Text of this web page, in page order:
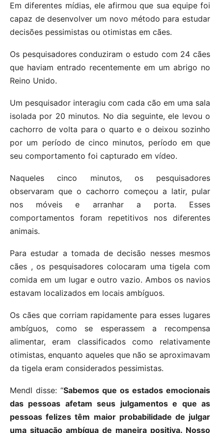
Em diferentes mídias, ele afirmou que sua equipe foi
capaz de desenvolver um novo método para estudar
decisões pessimistas ou otimistas em cães.
Os pesquisadores conduziram o estudo com 24 cães
que haviam entrado recentemente em um abrigo no
Reino Unido.
Um pesquisador interagiu com cada cão em uma sala
isolada por 20 minutos. No dia seguinte, ele levou o
cachorro de volta para o quarto e o deixou sozinho
por um período de cinco minutos, período em que
seu comportamento foi capturado em vídeo.
Naqueles cinco minutos, os pesquisadores
observaram que o cachorro começou a latir, pular
nos móveis e arranhar a porta. Esses
comportamentos foram repetitivos nos diferentes
animais.
Para estudar a tomada de decisão nesses mesmos
cães , os pesquisadores colocaram uma tigela com
comida em um lugar e outro vazio. Ambos os navios
estavam localizados em locais ambíguos.
Os cães que corriam rapidamente para esses lugares
ambíguos, como se esperassem a recompensa
alimentar, eram classificados como relativamente
otimistas, enquanto aqueles que não se aproximavam
da tigela eram considerados pessimistas.
Mendl disse: “Sabemos que os estados emocionais
das pessoas afetam seus julgamentos e que as
pessoas felizes têm maior probabilidade de julgar
uma situação ambígua de maneira positiva. Nosso